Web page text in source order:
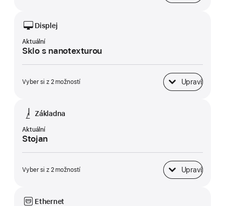
Displej
Aktuální
Sklo s nanotexturou
Vyber si z 2 možností Upravit
Displej
Základna
Aktuální
Stojan
Vyber si z 2 možností Upravit
Základna
Ethernet